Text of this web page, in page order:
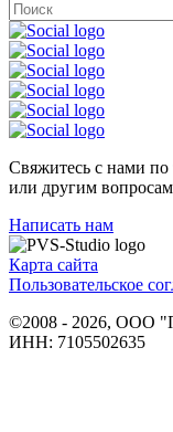
Свяжитесь с нами по
или другим вопросам
Написать нам
Карта сайта
Пользовательское
©2008 - 2026, ООО
ИНН: 7105502635